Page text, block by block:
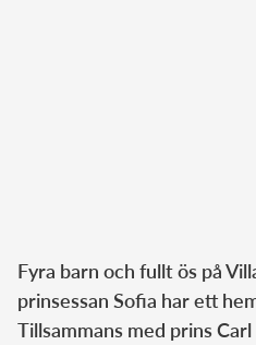
Fyra barn och fullt ös på
prinsessan Sofia har ett
Tillsammans med prins